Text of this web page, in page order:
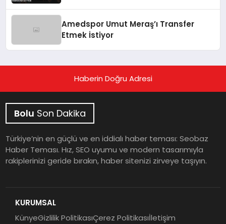
Amedspor Umut Meraş’ı Transfer
Etmek İstiyor
Haberin Doğru Adresi
Bolu Son Dakika
Türkiye’nin en güçlü ve en iddialı haber teması: Seobaz
Haber Teması. Hız, SEO uyumu ve modern tasarımıyla
rakiplerinizi geride bırakın, haber sitenizi zirveye taşıyın.
KURUMSAL
KünyeGizlilik PolitikasıÇerez Politikasıİletişim